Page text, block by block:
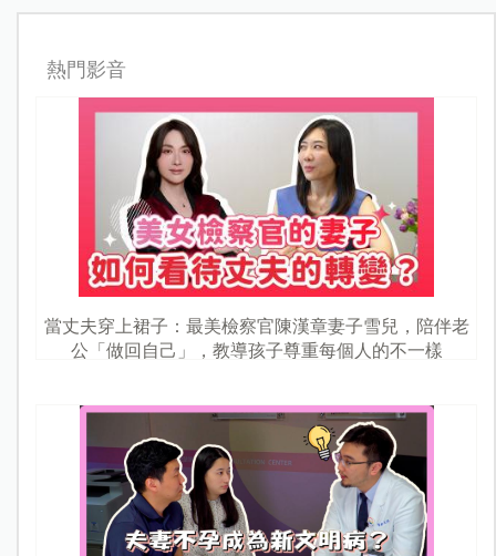
熱門影音
當丈夫穿上裙子：最美檢察官陳漢章妻子雪兒，陪伴老
公「做回自己」，教導孩子尊重每個人的不一樣